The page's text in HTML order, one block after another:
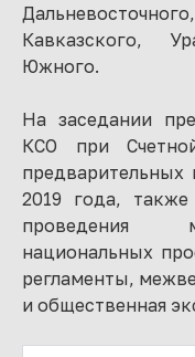
Кавказского,
Южного.
На заседании
КСО при
предварительных
2019 года,
проведения
национальных
регламенты,
и общественная